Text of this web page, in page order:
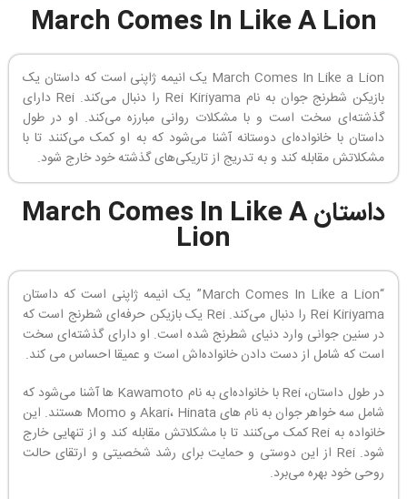
March Comes In Like A Lion
March Comes In Like a Lion یک انیمه ژاپنی است که داستان یک
بازیکن شطرنج جوان به نام Rei Kiriyama را دنبال می‌کند. Rei دارای
گذشته‌ای سخت است و با مشکلات روانی مبارزه می‌کند. او در طول
داستان با خانواده‌ای دوستانه آشنا می‌شود که به او کمک می‌کنند تا با
مشکلاتش مقابله کند و به تدریج از تاریکی‌های گذشته خود خارج شود.
داستان March Comes In Like A
Lion
“March Comes In Like a Lion” یک انیمه ژاپنی است که داستان
Rei Kiriyama را دنبال می‌کند. Rei یک بازیکن حرفه‌ای شطرنج است که
در سنین جوانی وارد دنیای شطرنج شده است. او دارای گذشته‌ای سخت
است که شامل از دست دادن خانواده‌اش است و عمیقا احساس می‌ کند.
در طول داستان، Rei با خانواده‌ای به نام Kawamoto ها آشنا می‌شود که
شامل سه خواهر جوان به نام های Akari، Hinata و Momo هستند. این
خانواده به Rei کمک می‌کنند تا با مشکلاتش مقابله کند و از تنهایی خارج
شود. Rei از این دوستی و حمایت برای رشد شخصیتی و ارتقای حالت
روحی خود بهره می‌برد.